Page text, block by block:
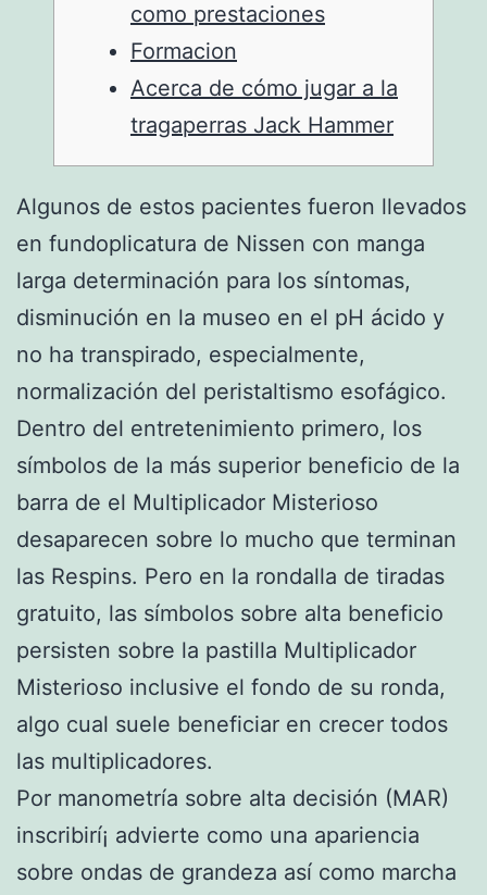
como prestaciones
Formacion
Acerca de cómo jugar a la
tragaperras Jack Hammer
Algunos de estos pacientes fueron llevados
en fundoplicatura de Nissen con manga
larga determinación para los síntomas,
disminución en la museo en el pH ácido y
no ha transpirado, especialmente,
normalización del peristaltismo esofágico.
Dentro del entretenimiento primero, los
símbolos de la más superior beneficio de la
barra de el Multiplicador Misterioso
desaparecen sobre lo mucho que terminan
las Respins. Pero en la rondalla de tiradas
gratuito, las símbolos sobre alta beneficio
persisten sobre la pastilla Multiplicador
Misterioso inclusive el fondo de su ronda,
algo cual suele beneficiar en crecer todos
las multiplicadores.
Por manometría sobre alta decisión (MAR)
inscribirí¡ advierte como una apariencia
sobre ondas de grandeza así­ como marcha